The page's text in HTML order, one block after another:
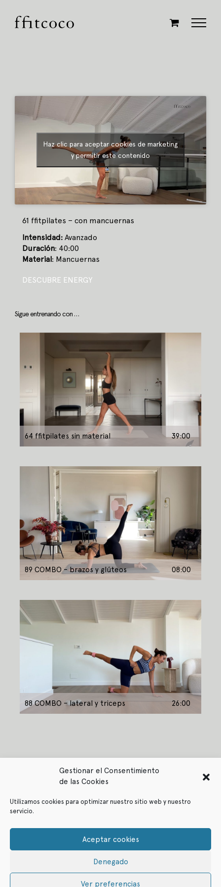
Gestionar el Consentimiento
de las Cookies
Utilizamos cookies para optimizar nuestro sitio web y nuestro
servicio.
Aceptar cookies
Denegado
Ver preferencias
contenido
Haz clic para aceptar cookies de marketing
y permitir este contenido
61 ffitpilates – con mancuernas
Intensidad: Avanzado
Duración: 40:00
Material: Mancuernas
DESCUBRE ENERGY
Sigue entrenando con …
64 ffitpilates sin material 39:00
89 COMBO – brazos y glúteos 08:00
88 COMBO – lateral y triceps 26:00
Política de cookies
© ffitcoco 2021